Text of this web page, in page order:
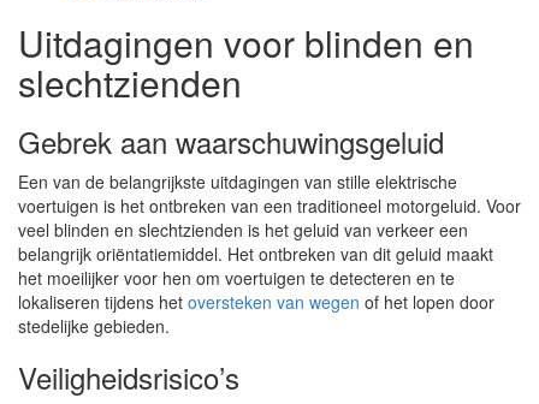
Uitdagingen voor blinden en
slechtzienden
Gebrek aan waarschuwingsgeluid
Een van de belangrijkste uitdagingen van stille elektrische
voertuigen is het ontbreken van een traditioneel motorgeluid. Voor
veel blinden en slechtzienden is het geluid van verkeer een
belangrijk oriëntatiemiddel. Het ontbreken van dit geluid maakt
het moeilijker voor hen om voertuigen te detecteren en te
lokaliseren tijdens het oversteken van wegen of het lopen door
stedelijke gebieden.
Veiligheidsrisico’s